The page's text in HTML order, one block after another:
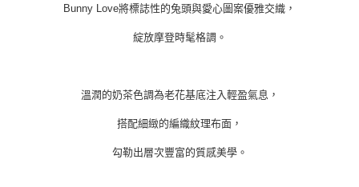
Bunny Love將標誌性的兔頭與愛心圖案優雅交織，
綻放摩登時髦格調。
溫潤的奶茶色調為老花基底注入輕盈氣息，
搭配細緻的編織紋理布面，
勾勒出層次豐富的質感美學。